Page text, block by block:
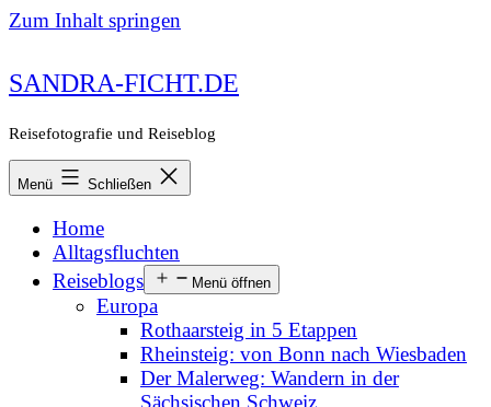
Zum Inhalt springen
SANDRA-FICHT.DE
Reisefotografie und Reiseblog
Menü Schließen
Home
Alltagsfluchten
Reiseblogs
Menü öffnen
Europa
Rothaarsteig in 5 Etappen
Rheinsteig: von Bonn nach Wiesbaden
Der Malerweg: Wandern in der
Sächsischen Schweiz